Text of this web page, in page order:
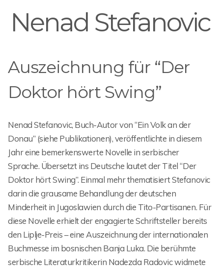
Nenad Stefanovic
Auszeichnung für “Der
Doktor hört Swing”
Nenad Stefanovic, Buch-Autor von “Ein Volk an der
Donau” (siehe Publikationen), veröffentlichte in diesem
Jahr eine bemerkenswerte Novelle in serbischer
Sprache. Übersetzt ins Deutsche lautet der Titel “Der
Doktor hört Swing”. Einmal mehr thematisiert Stefanovic
darin die grausame Behandlung der deutschen
Minderheit in Jugoslawien durch die Tito-Partisanen. Für
diese Novelle erhielt der engagierte Schriftsteller bereits
den Liplje-Preis – eine Auszeichnung der internationalen
Buchmesse im bosnischen Banja Luka. Die berühmte
serbische Literaturkritikerin Nadezda Radovic widmete